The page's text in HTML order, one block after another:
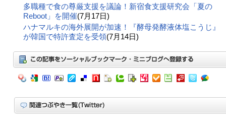
多職種で食の尊厳支援を議論！新宿食支援研究会「夏の
Reboot」を開催(7月17日)
ハナマルキの海外展開が加速！『酵母発酵液体塩こうじ』
が韓国で特許査定を受領(7月14日)